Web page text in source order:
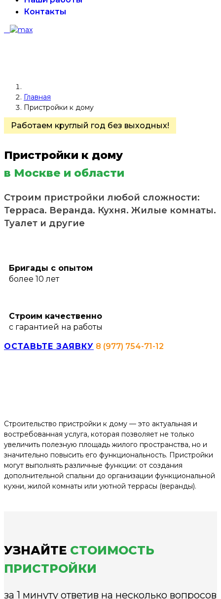
Контакты
Главная
Пристройки к дому
Работаем круглый год без выходных!
Пристройки к дому
в Москве и области
Строим пристройки любой сложности:
Терраса. Веранда. Кухня. Жилые комнаты.
Туалет и другие
Бригады с опытом
более 10 лет
Строим качественно
с гарантией на работы
ОСТАВЬТЕ ЗАЯВКУ 8 (977) 754-71-12
Строительство пристройки к дому — это актуальная и
востребованная услуга, которая позволяет не только
увеличить полезную площадь жилого пространства, но и
значительно повысить его функциональность. Пристройки
могут выполнять различные функции: от создания
дополнительной спальни до организации функциональной
кухни, жилой комнаты или уютной террасы (веранды).
УЗНАЙТЕ СТОИМОСТЬ
ПРИСТРОЙКИ
за 1 минуту ответив на несколько вопросов